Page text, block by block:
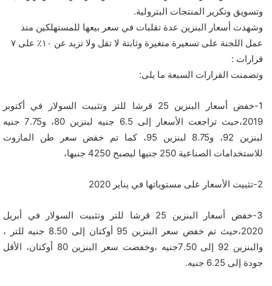
وتسويق وتكرير المنتجات البترولية.
وشهدت أسعار البنزين عدة تقلبات في سعر بيعها للمستهلكين منذ
عمل اللجنة على تسعيرة متغيرة وثابتة لا تقل ولا تزيد عن ١٠٪ على ٧
قرارات :
وتضمنت القرارات السبعة ما يلى:
1-خفض أسعار البنزين 25 قرشا للتر وتثبيت السولار في أكتوبر
2019،حيث تراجعت الأسعار إلى 6.5 جنيه لبنزين 80، و7.75 جنيه
لبنزين 92، و8.75 لبنزين 95، كما تم خفض سعر طن المازوت
للاستخدامات الصناعية 250 جنيها ليصبح 4250 جنيها،
2-تثبيت الأسعار على مستوياتها في يناير 2020
3-خفض أسعار البنزين 25 قرشا للتر وتثبيت السولار في أبريل
2020،حيث تم خفض سعر البنزين 95 أوكتان إلى 8.50 جنيه للتر ،
والبنزين 92 إلى 7.50جنيه ،وخفضت سعر البنزين 80 أوكتان، الأقل
جودة إلى 6.25 جنيه.